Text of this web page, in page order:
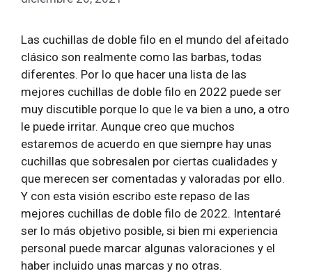
Las cuchillas de doble filo en el mundo del afeitado
clásico son realmente como las barbas, todas
diferentes. Por lo que hacer una lista de las
mejores cuchillas de doble filo en 2022 puede ser
muy discutible porque lo que le va bien a uno, a otro
le puede irritar. Aunque creo que muchos
estaremos de acuerdo en que siempre hay unas
cuchillas que sobresalen por ciertas cualidades y
que merecen ser comentadas y valoradas por ello.
Y con esta visión escribo este repaso de las
mejores cuchillas de doble filo de 2022. Intentaré
ser lo más objetivo posible, si bien mi experiencia
personal puede marcar algunas valoraciones y el
haber incluido unas marcas y no otras.